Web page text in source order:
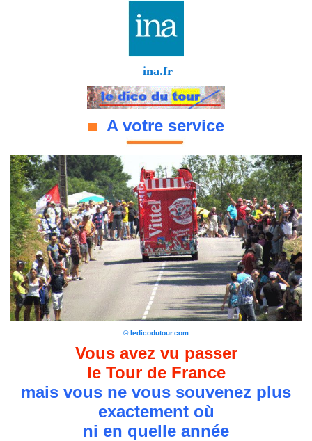
ina.fr
A votre service
© ledicodutour.com
Vous avez vu passer
le Tour de France
mais vous ne vous souvenez plus
exactement où
ni en quelle année